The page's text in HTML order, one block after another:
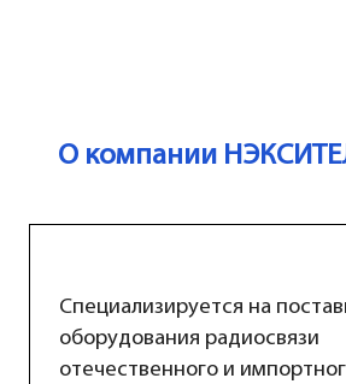
О компании
Специализируется на
оборудования радиосвязи
отечественного и